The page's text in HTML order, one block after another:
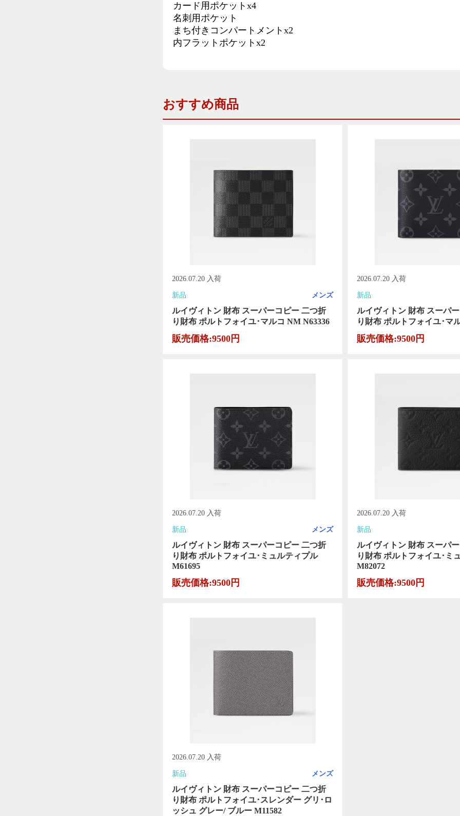
カード用ポケットx4
名刺用ポケット
まち付きコンパートメントx2
内フラットポケットx2
おすすめ商品
2026.07.20 入荷
新品 メンズ
ルイヴィトン 財布 スーパーコピー 二つ折
り財布 ポルトフォイユ･マルコ NM N63336
販売価格:9500円
2026.07.20 入荷
新品
ルイヴィトン 財布 スーパ
り財布 ポルトフォイユ･マ
販売価格:9500円
2026.07.20 入荷
新品 メンズ
ルイヴィトン 財布 スーパーコピー 二つ折
り財布 ポルトフォイユ･ミュルティプル
M61695
販売価格:9500円
2026.07.20 入荷
新品
ルイヴィトン 財布 スーパ
り財布 ポルトフォイユ･ミ
M82072
販売価格:9500円
2026.07.20 入荷
新品 メンズ
ルイヴィトン 財布 スーパーコピー 二つ折
り財布 ポルトフォイユ･スレンダー グリ･ロ
ッシュ グレー/ ブルー M11582